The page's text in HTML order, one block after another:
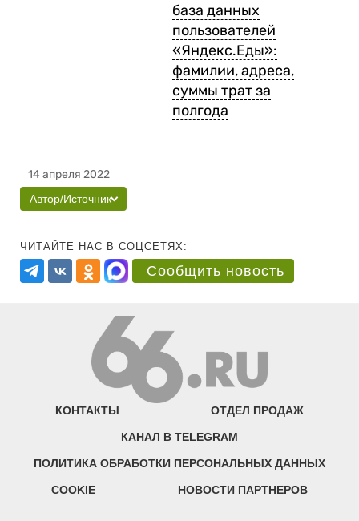
база данных
пользователей
«Яндекс.Еды»:
фамилии, адреса,
суммы трат за
полгода
14 апреля 2022
Автор/Источник
ЧИТАЙТЕ НАС В СОЦСЕТЯХ:
Сообщить новость
КОНТАКТЫ ОТДЕЛ ПРОДАЖ
КАНАЛ В TELEGRAM
ПОЛИТИКА ОБРАБОТКИ ПЕРСОНАЛЬНЫХ ДАННЫХ
COOKIE НОВОСТИ ПАРТНЕРОВ